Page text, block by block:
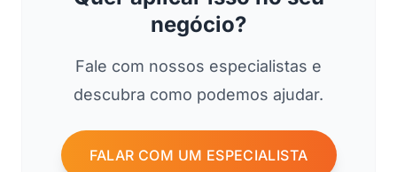
negócio?
Fale com nossos especialistas e
descubra como podemos ajudar.
FALAR COM UM ESPECIALISTA